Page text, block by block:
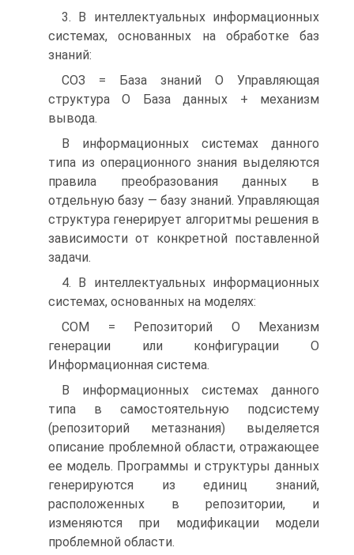
3. В интеллектуальных информационных
системах, основанных на обработке баз
знаний:
СОЗ = База знаний О Управляющая
структура О База данных + механизм
вывода.
В информационных системах данного
типа из операционного знания выделяются
правила преобразования данных в
отдельную базу — базу знаний. Управляющая
структура генерирует алгоритмы решения в
зависимости от конкретной поставленной
задачи.
4. В интеллектуальных информационных
системах, основанных на моделях:
СОМ = Репозиторий О Механизм
генерации или конфигурации О
Информационная система.
В информационных системах данного
типа в самостоятельную подсистему
(репозиторий метазнания) выделяется
описание проблемной области, отражающее
ее модель. Программы и структуры данных
генерируются из единиц знаний,
расположенных в репозитории, и
изменяются при модификации модели
проблемной области.